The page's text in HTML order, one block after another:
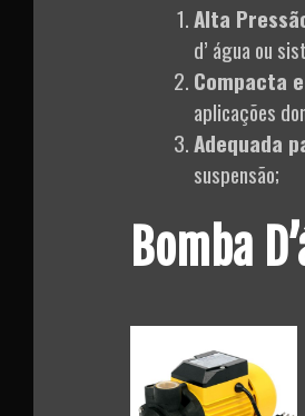
Alta
d’ água ou
Compacta
aplicações
Adequada
suspensão;
Bomba